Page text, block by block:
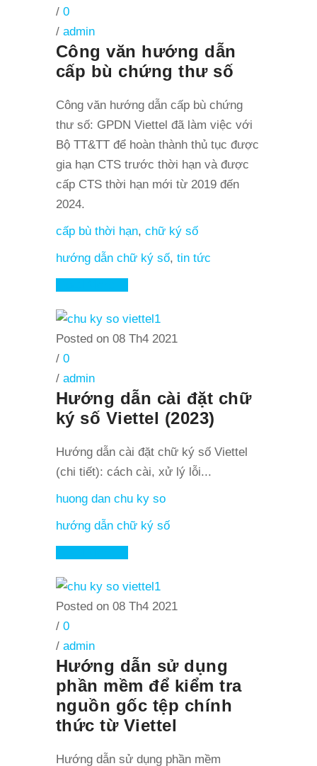
/ 0
/ admin
Công văn hướng dẫn
cấp bù chứng thư số
Công văn hướng dẫn cấp bù chứng
thư số: GPDN Viettel đã làm việc với
Bộ TT&TT để hoàn thành thủ tục được
gia hạn CTS trước thời hạn và được
cấp CTS thời hạn mới từ 2019 đến
2024.
cấp bù thời hạn, chữ ký số
hướng dẫn chữ ký số, tin tức
Posted on 08 Th4 2021
/ 0
/ admin
Hướng dẫn cài đặt chữ
ký số Viettel (2023)
Hướng dẫn cài đặt chữ ký số Viettel
(chi tiết): cách cài, xử lý lỗi...
huong dan chu ky so
hướng dẫn chữ ký số
Posted on 08 Th4 2021
/ 0
/ admin
Hướng dẫn sử dụng
phần mềm để kiểm tra
nguồn gốc tệp chính
thức từ Viettel
Hướng dẫn sử dụng phần mềm